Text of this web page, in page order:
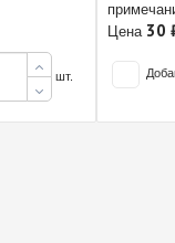
шт.
Цена 30